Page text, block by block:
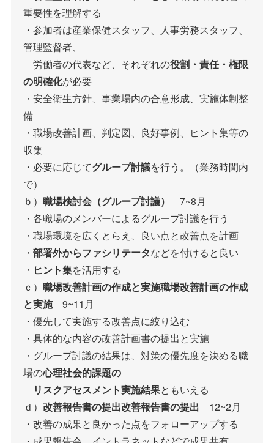
重要性を理解する
・参加者は産業保健スタッフ、人事労務スタッフ、
管理監督者、
労働者の代表など、それぞれの役割・責任・権限
の明確化が必要
・安全衛生方針、事業場内の合意形成、実施体制整
備
・職場改善計画、判定図、良好事例、ヒント集等の
収集
・必要に応じてグループ討議を行う。（業務時間内
で）
ｂ） 職場検討会（グループ討議） 7~8月
・各職場のメンバーによるグループ討議を行う
・職場環境を広くとらえ、良い点と改善点を計画
・ 部署外からファシリテータなどを付けると良い
・ ヒント集を活用する
ｃ） 職場改善計画の作成と実施職場改善計画の作成
と実施 9~11月
・優先して実施する改善点に絞り込む
・具体的な内容の改善計画書の提出と実施
・グループ討議の結果は、対策の優先度を決める職
場の心理社会的課題の
リスクアセスメント実施結果ともいえる
ｄ） 改善報告書の提出改善報告書の提出 12~2月
・改善の成果と良かった点をフォローアップする